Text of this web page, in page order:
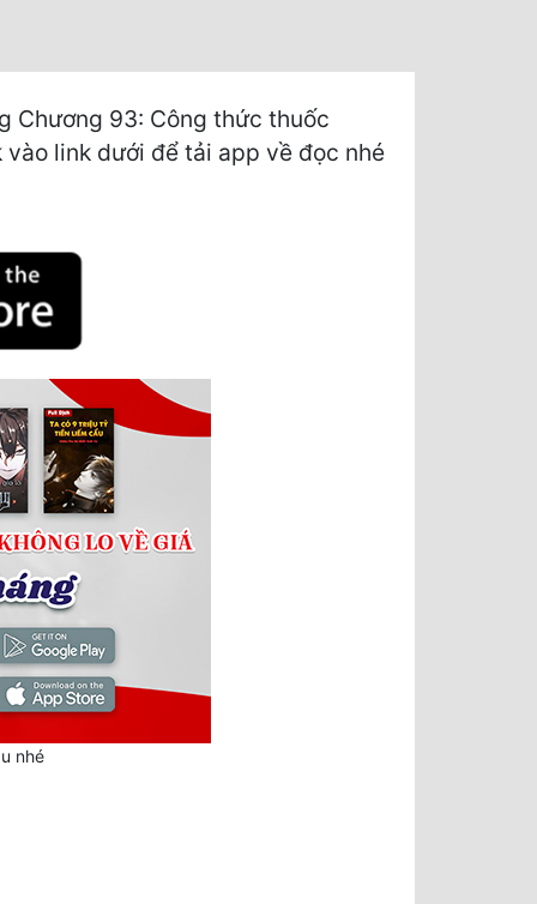
Chương 93: Công thức thuốc
link dưới để tải app về đọc nhé
nhé